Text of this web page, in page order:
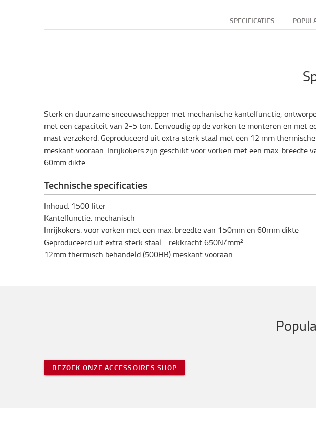
SPECIFICATIES
Sterk en duurzame sneeuwschepper met mechanische kantelfunctie,
met een capaciteit van 2-5 ton. Eenvoudig op de vorken te monteren en met
mast verzekerd. Geproduceerd uit extra sterk staal met een 12 mm
meskant vooraan. Inrijkokers zijn geschikt voor vorken met een max. breedte
60mm dikte.
Technische specificaties
Inhoud: 1500 liter
Kantelfunctie: mechanisch
Inrijkokers: voor vorken met een max. breedte van 150mm en 60mm dikte
Geproduceerd uit extra sterk staal - rekkracht 650N/mm²
12mm thermisch behandeld (500HB) meskant vooraan
BEZOEK ONZE ACCESSOIRES SHOP